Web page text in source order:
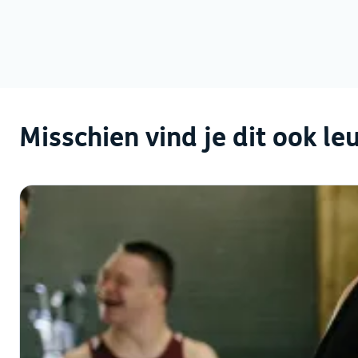
Misschien vind je dit ook